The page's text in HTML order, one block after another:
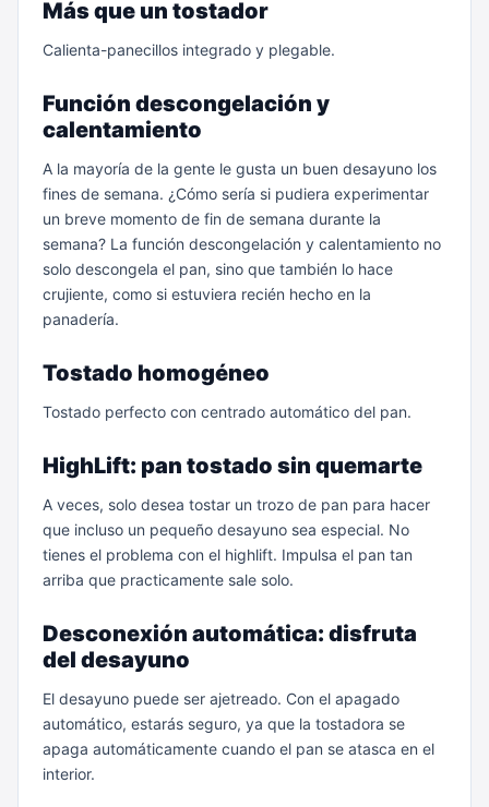
Más que un tostador
Calienta-panecillos integrado y plegable.
Función descongelación y
calentamiento
A la mayoría de la gente le gusta un buen desayuno los
fines de semana. ¿Cómo sería si pudiera experimentar
un breve momento de fin de semana durante la
semana? La función descongelación y calentamiento no
solo descongela el pan, sino que también lo hace
crujiente, como si estuviera recién hecho en la
panadería.
Tostado homogéneo
Tostado perfecto con centrado automático del pan.
HighLift: pan tostado sin quemarte
A veces, solo desea tostar un trozo de pan para hacer
que incluso un pequeño desayuno sea especial. No
tienes el problema con el highlift. Impulsa el pan tan
arriba que practicamente sale solo.
Desconexión automática: disfruta
del desayuno
El desayuno puede ser ajetreado. Con el apagado
automático, estarás seguro, ya que la tostadora se
apaga automáticamente cuando el pan se atasca en el
interior.